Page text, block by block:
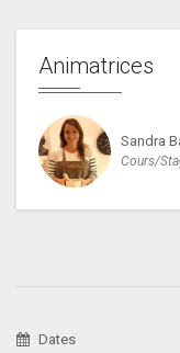
Animatrices
Sandra
Cours/
Dates